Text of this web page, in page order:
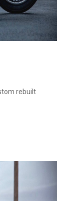
rebuilt